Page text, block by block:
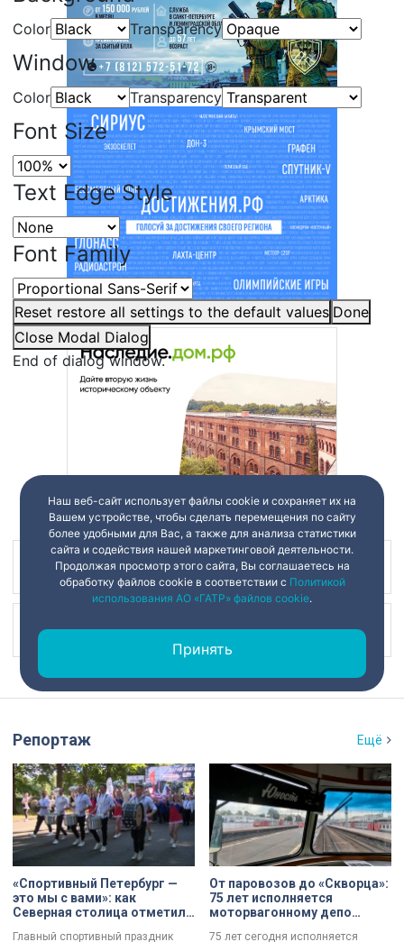
Color Transparency
Window
Color Transparency
Font Size
Text Edge Style
Font Family
Reset restore all settings to the default values Done
Close Modal Dialog
End of dialog window.
Наш канал в
Наш канал в
Репортаж Ещё
«Спортивный Петербург —
это мы с вами»: как
Северная столица отметила
Главный спортивный праздник
От паровозов до «Скворца»:
75 лет исполняется
моторвагонному депо
75 лет сегодня исполняется
Наш веб-сайт использует файлы cookie и сохраняет их на
Вашем устройстве, чтобы сделать перемещения по сайту
более удобными для Вас, а также для анализа статистики
сайта и содействия нашей маркетинговой деятельности.
Продолжая просмотр этого сайта, Вы соглашаетесь на
обработку файлов cookie в соответствии с Политикой
использования АО «ГАТР» файлов cookie.
Принять